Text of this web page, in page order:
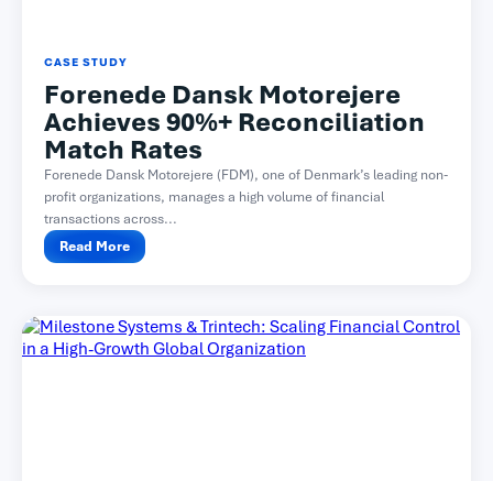
CASE STUDY
Forenede Dansk Motorejere
Achieves 90%+ Reconciliation
Match Rates
Forenede Dansk Motorejere (FDM), one of Denmark’s leading non-
profit organizations, manages a high volume of financial
transactions across...
Read More